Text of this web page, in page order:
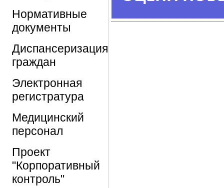
Нормативные
документы
Диспансеризация
граждан
Электронная
регистратура
Медицинский
персонал
Проект
"Корпоративный
контроль"